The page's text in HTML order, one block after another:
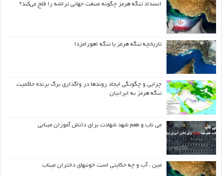
انسداد تنگه هرمز چگونه صنعت جهانی تراشه را فلج می‌کند؟
تاریخچه تنگه هرمز یا تنگه اهورامزدا
چرایی و چگونگی ایجاد روندها در واگذاری برگ برنده حاکمیت
تنگه هرمز به ایرانیان
می ناب و طعم شهد شهادت برای دانش آموزان مینابی
مین ، آب و چه حکایتی است خونبهای دختران میناب